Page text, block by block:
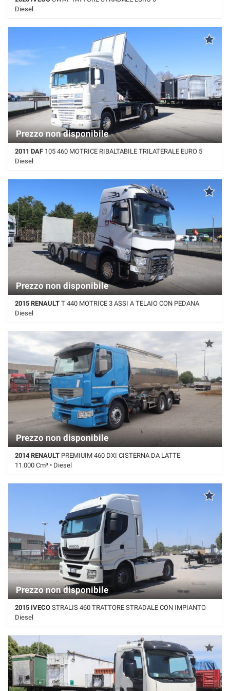
Diesel
572.000 Km • Cambio Automatico • Bianco pastello • Cruise Control •
Prezzo non disponibile
2011 DAF 105 460 MOTRICE RIBALTABILE TRILATERALE EURO 5
Diesel
Km non disponibile • Cambio Automatico • Bianco pastello • Aria
condizionata da parcheggio • Retarder/Intarder
Prezzo non disponibile
2015 RENAULT T 440 MOTRICE 3 ASSI A TELAIO CON PEDANA
Diesel
800.000 Km • Cambio Automatico • Bianco pastello
Prezzo non disponibile
2014 RENAULT PREMIUIM 460 DXI CISTERNA DA LATTE
11.000 Cm³ • Diesel
880.000 Km • Cambio Manuale • Blu pastello
Prezzo non disponibile
2015 IVECO STRALIS 460 TRATTORE STRADALE CON IMPIANTO
Diesel
809.000 Km • Cambio Automatico • Bianco pastello